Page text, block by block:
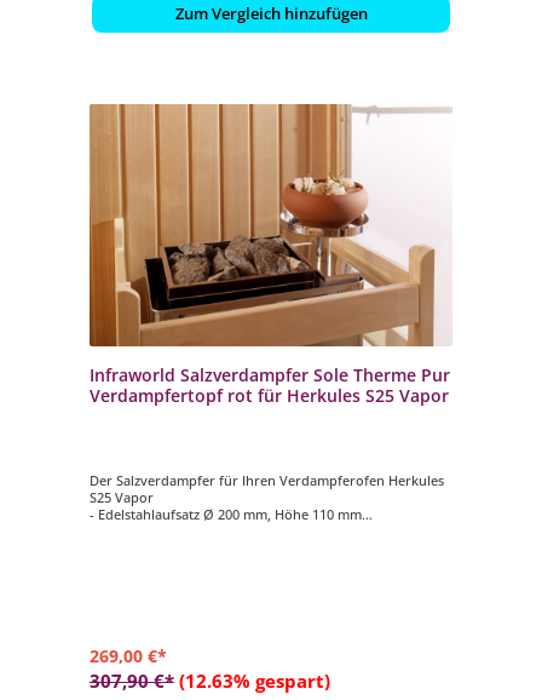
Zum Vergleich hinzufügen
Infraworld Salzverdampfer Sole Therme Pur
Verdampfertopf rot für Herkules S25 Vapor
Der Salzverdampfer für Ihren Verdampferofen Herkules
S25 Vapor
- Edelstahlaufsatz Ø 200 mm, Höhe 110 mm
269,00 €*
307,90 €* (12.63% gespart)